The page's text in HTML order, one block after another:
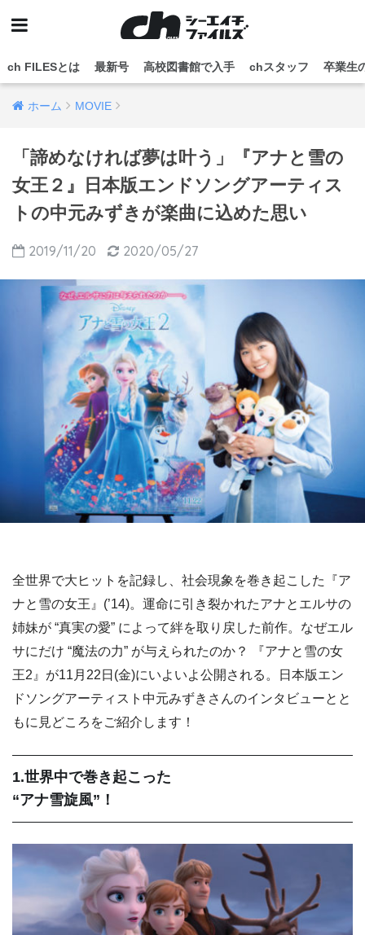
ch FILESとは 最新号 高校図書館で入手 chスタッフ 卒業生
ホーム MOVIE
「諦めなければ夢は叶う」『アナと雪の
女王２』日本版エンドソングアーティス
トの中元みずきが楽曲に込めた思い
2019/11/20 2020/05/27
全世界で大ヒットを記録し、社会現象を巻き起こした『ア
ナと雪の女王』(’14)。運命に引き裂かれたアナとエルサの
姉妹が “真実の愛” によって絆を取り戻した前作。なぜエル
サにだけ “魔法の力” が与えられたのか？ 『アナと雪の女
王2』が11月22日(金)にいよいよ公開される。日本版エン
ドソングアーティスト中元みずきさんのインタビューとと
もに見どころをご紹介します！
1.世界中で巻き起こった
“アナ雪旋風”！